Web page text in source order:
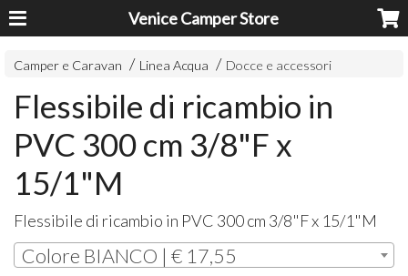
Venice Camper Store
Camper e Caravan Linea Acqua Docce e accessori
Flessibile di ricambio in
PVC 300 cm 3/8"F x
15/1"M
Flessibile di ricambio in PVC 300 cm 3/8"F x 15/1"M
Colore BIANCO | € 17,55